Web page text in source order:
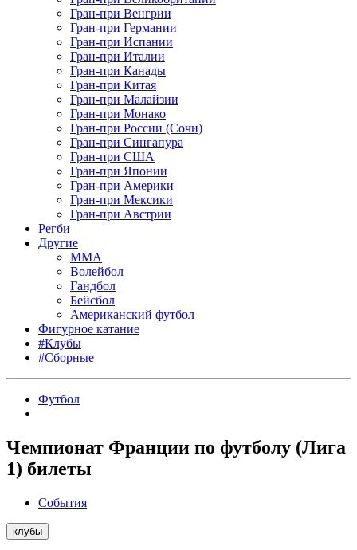
Гран-при Венгрии
Гран-при Германии
Гран-при Испании
Гран-при Италии
Гран-при Канады
Гран-при Китая
Гран-при Малайзии
Гран-при Монако
Гран-при России (Сочи)
Гран-при Сингапура
Гран-при США
Гран-при Японии
Гран-при Америки
Гран-при Мексики
Гран-при Австрии
Регби
Другие
MMA
Волейбол
Гандбол
Бейсбол
Американский футбол
Фигурное катание
#Клубы
#Сборные
Футбол
Чемпионат Франции по футболу (Лига
1) билеты
События
клубы